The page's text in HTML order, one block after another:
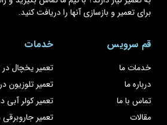
برای تعمیر و بازسازی آنها را دریافت کنید.
قم سرویس
خدمات ما
درباره ما
تماس با ما
مقالات
خدمات
تعمیر یخچال
تعمیر تلوزیون
تعمیر کولر آبی
تعمیر